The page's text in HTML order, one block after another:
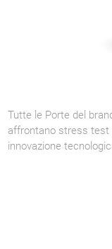
Tutte le Porte del
affrontano stress test
innovazione